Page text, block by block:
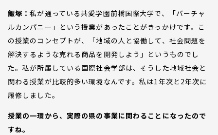
飯塚：私が通っている共愛学園前橋国際大学で、「バーチャ
ルカンパニー」という授業があったことがきっかけです。こ
の授業のコンセプトが、「地域の人と協働して、社会問題を
解決するような売れる商品を開発しよう」というものでし
た。私が所属している国際社会学部は、そうした地域社会と
関わる授業が比較的多い環境なんです。私は1年次と2年次に
履修しました。
授業の一環から、実際の県の事業に関わることになったので
すね。